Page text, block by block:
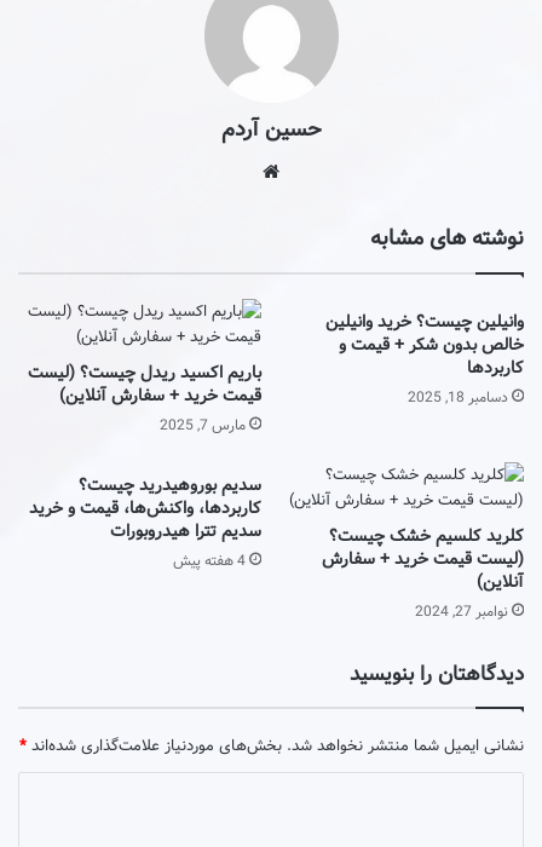
حسین آردم
نوشته های مشابه
وانیلین چیست؟ خرید وانیلین
خالص بدون شکر + قیمت و
کاربردها
دسامبر 18, 2025
باریم اکسید ریدل چیست؟ (لیست
قیمت خرید + سفارش آنلاین)
مارس 7, 2025
کلرید کلسیم خشک چیست؟
(لیست قیمت خرید + سفارش
آنلاین)
نوامبر 27, 2024
سدیم بوروهیدرید چیست؟
کاربردها، واکنش‌ها، قیمت و خرید
سدیم تترا هیدروبورات
4 هفته پیش
دیدگاهتان را بنویسید
نشانی ایمیل شما منتشر نخواهد شد. بخش‌های موردنیاز علامت‌گذاری شده‌اند*